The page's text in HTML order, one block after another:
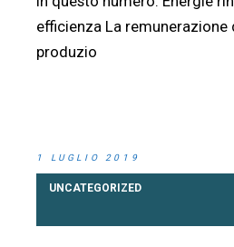
efficienza La remunerazione della mancata
produzio
1 LUGLIO 2019
UNCATEGORIZED